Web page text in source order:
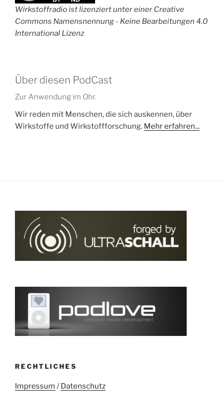
Wirkstoffradio ist lizenziert unter einer Creative
Commons Namensnennung - Keine Bearbeitungen 4.0
International Lizenz
Über diesen PodCast
Zur Anwendung im Ohr.
Wir reden mit Menschen, die sich auskennen, über
Wirkstoffe und Wirkstoffforschung. Mehr erfahren...
RECHTLICHES
Impressum / Datenschutz